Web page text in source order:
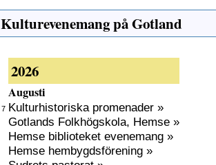
Kulturevenemang på Gotland
2026
Augusti
7 Kulturhistoriska promenader »
Gotlands Folkhögskola, Hemse »
Hemse biblioteket evenemang »
Hemse hembygdsförening »